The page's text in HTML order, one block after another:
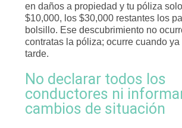
en daños a propiedad y tu póliza
$10,000, los $30,000 restantes los
bolsillo. Ese descubrimiento no
contratas la póliza; ocurre cuando
tarde.
No declarar todos los
conductores ni
cambios de situación